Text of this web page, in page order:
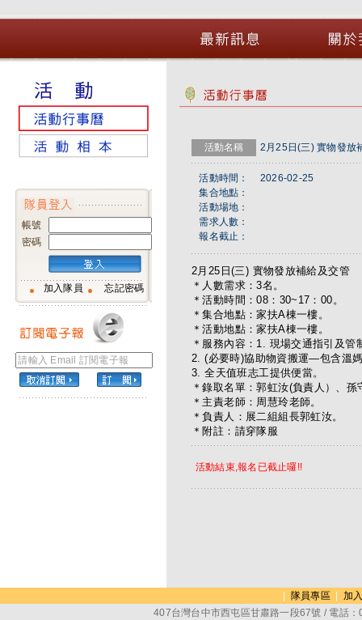
帳號
密碼
加入隊員 忘記密碼
活動名稱 2月25日(三) 實物發放
活動時間：
2026-02-25
集合地點：
活動場地：
需求人數：
報名截止：
2月25日(三) 實物發放補給及交管
＊人數需求：3名。
＊活動時間：08：30~17：00。
＊集合地點：家扶A棟一樓。
＊活動地點：家扶A棟一樓。
＊服務內容：1. 現場交通指引及管
2. (必要時)協助物資搬運—包含溫
3. 全天值班志工提供便當。
＊錄取名單：郭虹汝(負責人）、
＊主責老師：周慧玲老師。
＊負責人：展二組組長郭虹汝。
＊附註：請穿隊服
活動結束,報名已截止囉!!
隊員專區
加
407台灣台中市西屯區甘肅路一段67號 / 電